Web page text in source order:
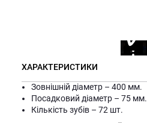
ХАРАКТЕРИСТИКИ
Зовнішній діаметр – 400 мм.
Посадковий діаметр – 75 мм.
Кількість зубів – 72 шт.